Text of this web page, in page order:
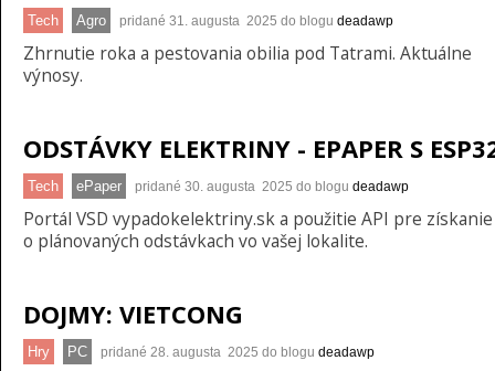
Tech Agro pridané 31. augusta 2025 do blogudeadawp
Zhrnutie roka a pestovania obilia pod Tatrami. Aktuálne
výnosy.
ODSTÁVKY ELEKTRINY - EPAPER S
Tech ePaper pridané 30. augusta 2025 do blogudeadawp
Portál VSD vypadokelektriny.sk a použitie API pre
o plánovaných odstávkach vo vašej lokalite.
DOJMY: VIETCONG
Hry PC pridané 28. augusta 2025 do blogudeadawp